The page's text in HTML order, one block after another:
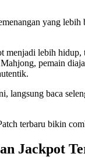
yang
menjadi lebih
pemain
langsung baca
terbaru bikin
Jackpot